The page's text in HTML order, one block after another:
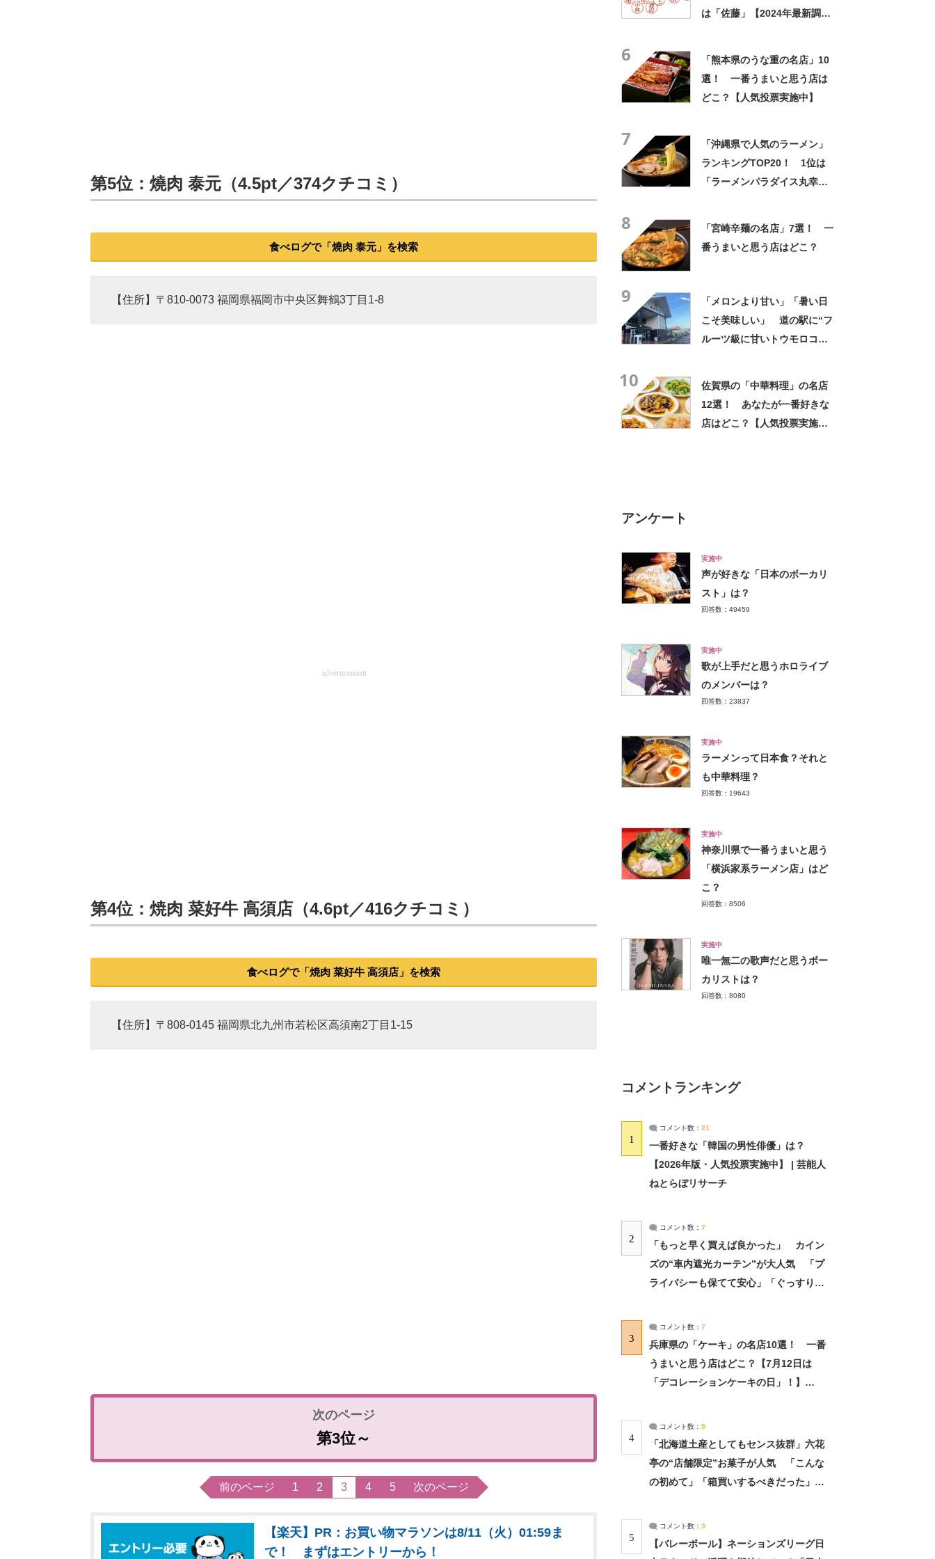
第5位：燒肉 泰元（4.5pt／374クチコミ）
食べログで「燒肉 泰元」を検索
【住所】〒810-0073 福岡県福岡市中央区舞鶴3丁目1-8
advertisement
第4位：焼肉 菜好牛 高須店（4.6pt／416クチコミ）
食べログで「焼肉 菜好牛 高須店」を検索
【住所】〒808-0145 福岡県北九州市若松区高須南2丁目1-15
第3位～
前のページ 1 2 3 4 5 次のページ
【楽天】PR：お買い物マラソンは8/11（火）01:59ま
で！ まずはエントリーから！
は「佐藤」【2024年最新調査
6
「熊本県のうな重の名店」10
選！ 一番うまいと思う店は
どこ？【人気投票実施中】
7
「沖縄県で人気のラーメン」
ランキングTOP20！ 1位は
「ラーメンパラダイス丸幸」
8
「宮崎辛麺の名店」7選！ 一
番うまいと思う店はどこ？
9
「メロンより甘い」「暑い日
こそ美味しい」 道の駅に“フ
ルーツ級に甘いトウモロコ
10
佐賀県の「中華料理」の名店
12選！ あなたが一番好きな
店はどこ？【人気投票実施
アンケート
実施中
声が好きな「日本のボーカリ
スト」は？
回答数：49459
実施中
歌が上手だと思うホロライブ
のメンバーは？
回答数：23837
実施中
ラーメンって日本食？それと
も中華料理？
回答数：19643
実施中
神奈川県で一番うまいと思う
「横浜家系ラーメン店」はど
こ？
回答数：8506
実施中
唯一無二の歌声だと思うボー
カリストは？
回答数：8080
コメントランキング
1
コメント数： 21
一番好きな「韓国の男性俳優」は？
【2026年版・人気投票実施中】 | 芸能人
ねとらぼリサーチ
2
コメント数： 7
「もっと早く買えば良かった」 カイン
ズの“車内遮光カーテン”が大人気 「プ
ライバシーも保てて安心」「ぐっすり眠
3
コメント数： 7
兵庫県の「ケーキ」の名店10選！ 一番
うまいと思う店はどこ？【7月12日は
「デコレーションケーキの日」！】
4
コメント数： 5
「北海道土産としてもセンス抜群」六花
亭の“店舗限定”お菓子が人気 「こんな
の初めて」「箱買いするべきだった」
5
コメント数： 3
【バレーボール】ネーションズリーグ日